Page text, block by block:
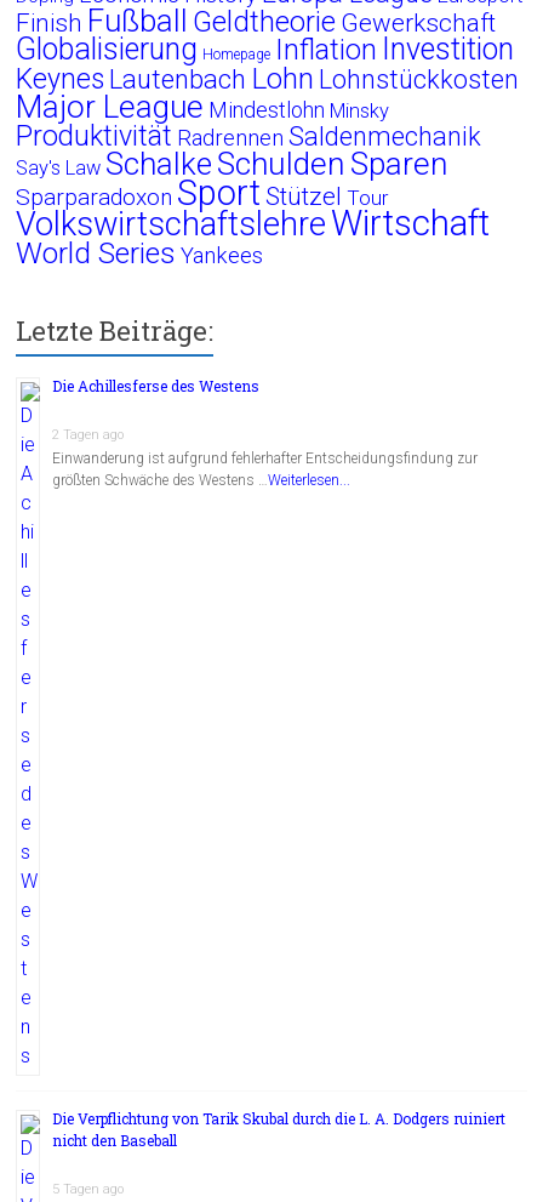
Finish Fußball Geldtheorie Gewerkschaft
Globalisierung Homepage Inflation Investition
Keynes Lautenbach Lohn Lohnstückkosten
Major League Mindestlohn Minsky
Produktivität Radrennen Saldenmechanik
Say's Law Schalke Schulden Sparen
Sparparadoxon Sport Stützel Tour
VolkswirtschaftslehreWirtschaft
World Series Yankees
Letzte Beiträge:
Die Achillesferse des Westens
2 Tagen ago
Einwanderung ist aufgrund fehlerhafter Entscheidungsfindung zur
größten Schwäche des Westens …Weiterlesen...
Die Verpflichtung von Tarik Skubal durch die L. A. Dodgers ruiniert
nicht den Baseball
5 Tagen ago